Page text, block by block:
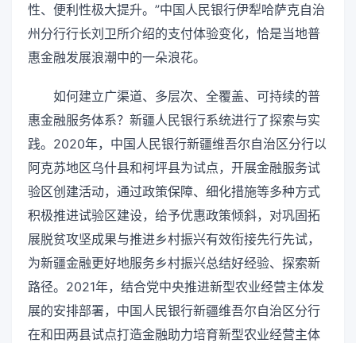
性、便利性极大提升。”中国人民银行伊犁哈萨克自治
州分行行长刘卫所介绍的支付体验变化，恰是当地普
惠金融发展浪潮中的一朵浪花。
如何建立广渠道、多层次、全覆盖、可持续的普
惠金融服务体系？新疆人民银行系统进行了探索与实
践。2020年，中国人民银行新疆维吾尔自治区分行以
阿克苏地区乌什县和柯坪县为试点，开展金融服务试
验区创建活动，通过政策保障、细化措施等多种方式
积极推进试验区建设，给予优惠政策倾斜，对巩固拓
展脱贫攻坚成果与推进乡村振兴有效衔接先行先试，
为新疆金融更好地服务乡村振兴总结好经验、探索新
路径。2021年，结合党中央推进新型农业经营主体发
展的安排部署，中国人民银行新疆维吾尔自治区分行
在和田两县试点打造金融助力培育新型农业经营主体